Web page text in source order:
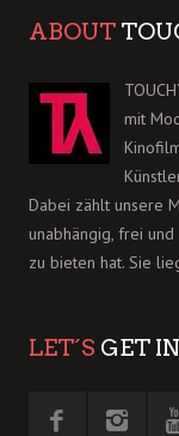
ABOUT
mit
Dabei zählt unsere
unabhängig, frei
zu bieten hat. Sie
LET´S GET